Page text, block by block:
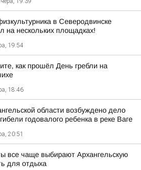
в Северодвинске
на нескольких площадках!
19:54
как прошёл День гребли на
18:46
области возбуждено дело
годовалого ребенка в реке Ваге
20:51
все чаще выбирают Архангельскую
для отдыха